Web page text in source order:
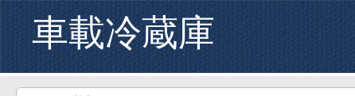
車載冷蔵庫